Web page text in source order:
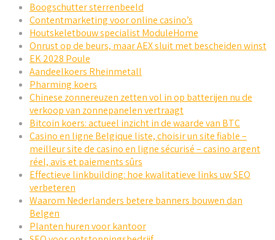
Boogschutter sterrenbeeld
Contentmarketing voor online casino’s
Houtskeletbouw specialist ModuleHome
Onrust op de beurs, maar AEX sluit met bescheiden winst
EK 2028 Poule
Aandeelkoers Rheinmetall
Pharming koers
Chinese zonnereuzen zetten vol in op batterijen nu de
verkoop van zonnepanelen vertraagt
Bitcoin koers: actueel inzicht in de waarde van BTC
Casino en ligne Belgique liste, choisir un site fiable –
meilleur site de casino en ligne sécurisé – casino argent
réel, avis et paiements sûrs
Effectieve linkbuilding: hoe kwalitatieve links uw SEO
verbeteren
Waarom Nederlanders betere banners bouwen dan
Belgen
Planten huren voor kantoor